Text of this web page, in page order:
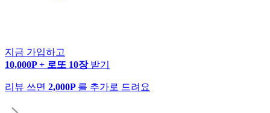
지금 가입하고
10,000P + 로또 10장 받기
리뷰 쓰면 2,000P 를 추가로 드려요